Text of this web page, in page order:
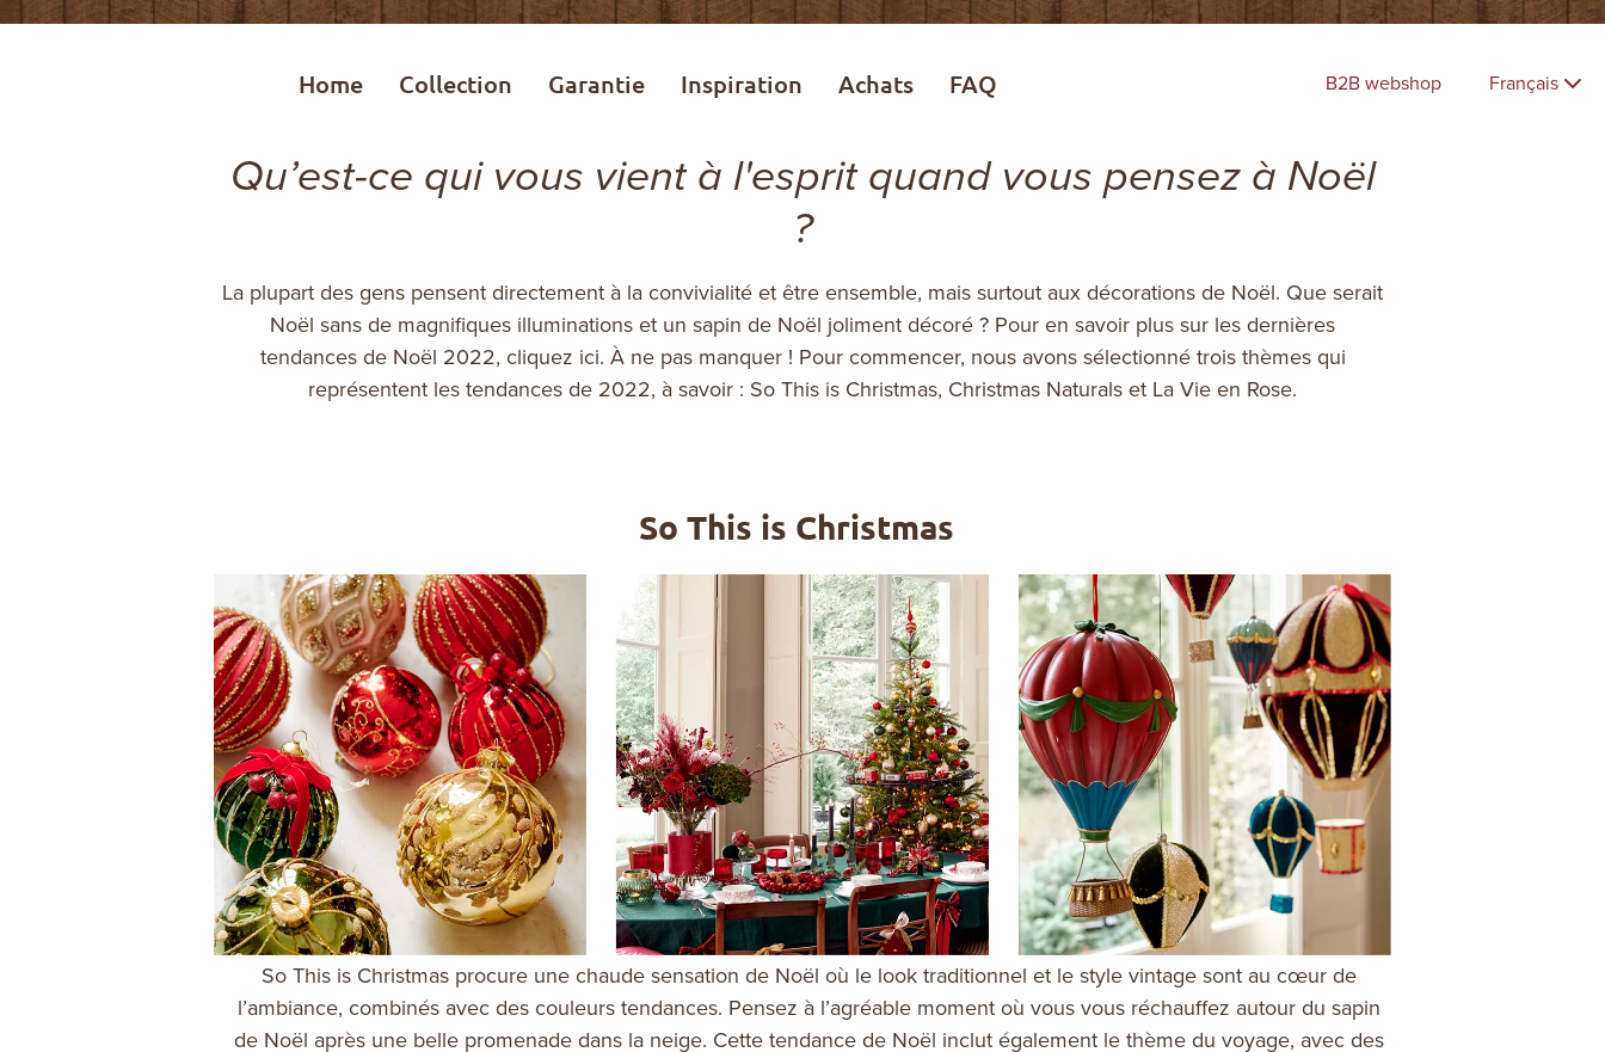
Home Collection Garantie Inspiration Achats FAQ B2B webshop Français
Qu’est-ce qui vous vient à l'esprit quand vous pensez à Noël
?
La plupart des gens pensent directement à la convivialité et être ensemble, mais surtout aux décorations de Noël. Que serait
Noël sans de magnifiques illuminations et un sapin de Noël joliment décoré ? Pour en savoir plus sur les dernières
tendances de Noël 2022, cliquez ici. À ne pas manquer ! Pour commencer, nous avons sélectionné trois thèmes qui
représentent les tendances de 2022, à savoir : So This is Christmas, Christmas Naturals et La Vie en Rose.
So This is Christmas
So This is Christmas procure une chaude sensation de Noël où le look traditionnel et le style vintage sont au cœur de
l’ambiance, combinés avec des couleurs tendances. Pensez à l’agréable moment où vous vous réchauffez autour du sapin
de Noël après une belle promenade dans la neige. Cette tendance de Noël inclut également le thème du voyage, avec des